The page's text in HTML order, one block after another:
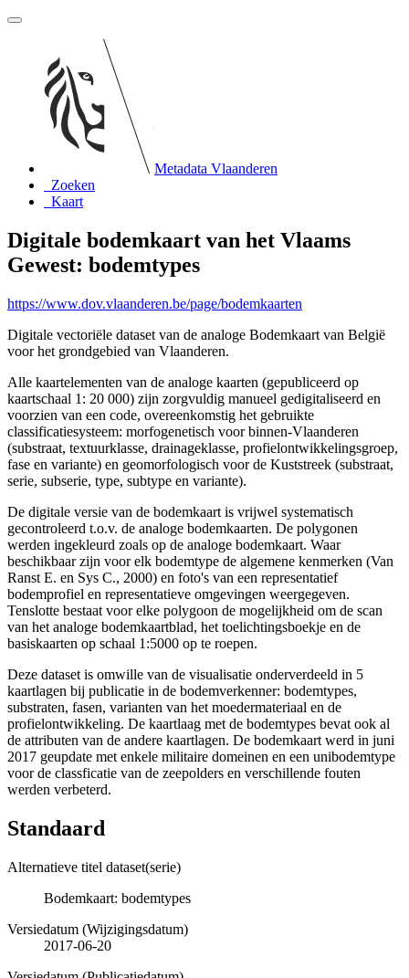
Metadata Vlaanderen
Zoeken
Kaart
Digitale bodemkaart van het Vlaams
Gewest: bodemtypes
https://www.dov.vlaanderen.be/page/bodemkaarten
Digitale vectoriële dataset van de analoge Bodemkaart van België
voor het grondgebied van Vlaanderen.
Alle kaartelementen van de analoge kaarten (gepubliceerd op
kaartschaal 1: 20 000) zijn zorgvuldig manueel gedigitaliseerd en
voorzien van een code, overeenkomstig het gebruikte
classificatiesysteem: morfogenetisch voor binnen-Vlaanderen
(substraat, textuurklasse, drainageklasse, profielontwikkelingsgroep,
fase en variante) en geomorfologisch voor de Kuststreek (substraat,
serie, subserie, type, subtype en variante).
De digitale versie van de bodemkaart is vrijwel systematisch
gecontroleerd t.o.v. de analoge bodemkaarten. De polygonen
werden ingekleurd zoals op de analoge bodemkaart. Waar
beschikbaar zijn voor elk bodemtype de algemene kenmerken (Van
Ranst E. en Sys C., 2000) en foto's van een representatief
bodemprofiel en representatieve omgevingen weergegeven.
Tenslotte bestaat voor elke polygoon de mogelijkheid om de scan
van het analoge bodemkaartblad, het toelichtingsboekje en de
basiskaarten op schaal 1:5000 op te roepen.
Deze dataset is omwille van de visualisatie onderverdeeld in 5
kaartlagen bij publicatie in de bodemverkenner: bodemtypes,
substraten, fasen, varianten van het moedermateriaal en de
profielontwikkeling. De kaartlaag met de bodemtypes bevat ook al
de attributen van de andere kaartlagen. De bodemkaart werd in juni
2017 geupdate met enkele militaire domeinen en een unibodemtype
voor de classficatie van de zeepolders en verschillende fouten
werden verbeterd.
Standaard
Alternatieve titel dataset(serie)
Bodemkaart: bodemtypes
Versiedatum (Wijzigingsdatum)
2017-06-20